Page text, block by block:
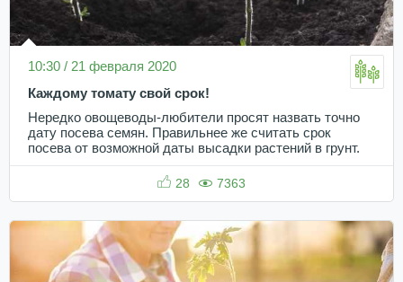
10:30 / 21 февраля 2020
Каждому томату свой срок!
Нередко овощеводы-любители просят назвать точно
дату посева семян. Правильнее же считать срок
посева от возможной даты высадки растений в грунт.
28 7363